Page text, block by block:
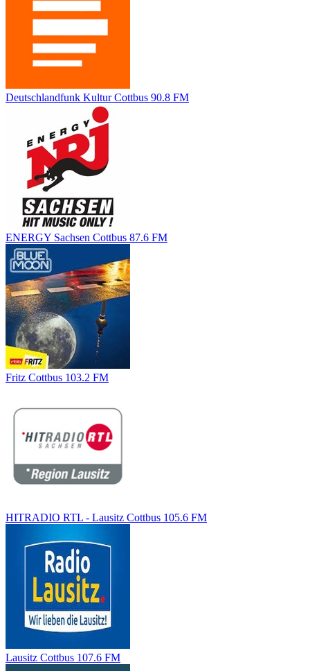
Deutschlandfunk Kultur Cottbus 90.8 FM
ENERGY Sachsen Cottbus 87.6 FM
Fritz Cottbus 103.2 FM
HITRADIO RTL - Lausitz Cottbus 105.6 FM
Lausitz Cottbus 107.6 FM